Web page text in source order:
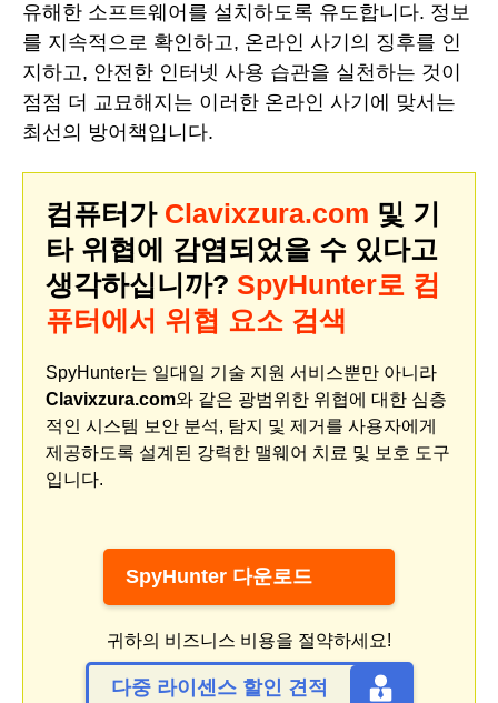
유해한 소프트웨어를 설치하도록 유도합니다. 정보
를 지속적으로 확인하고, 온라인 사기의 징후를 인
지하고, 안전한 인터넷 사용 습관을 실천하는 것이
점점 더 교묘해지는 이러한 온라인 사기에 맞서는
최선의 방어책입니다.
컴퓨터가 Clavixzura.com 및 기
타 위협에 감염되었을 수 있다고
생각하십니까? SpyHunter로 컴
퓨터에서 위협 요소 검색
SpyHunter는 일대일 기술 지원 서비스뿐만 아니라
Clavixzura.com와 같은 광범위한 위협에 대한 심층
적인 시스템 보안 분석, 탐지 및 제거를 사용자에게
제공하도록 설계된 강력한 맬웨어 치료 및 보호 도구
입니다.
SpyHunter 다운로드
귀하의 비즈니스 비용을 절약하세요!
다중 라이센스 할인 견적